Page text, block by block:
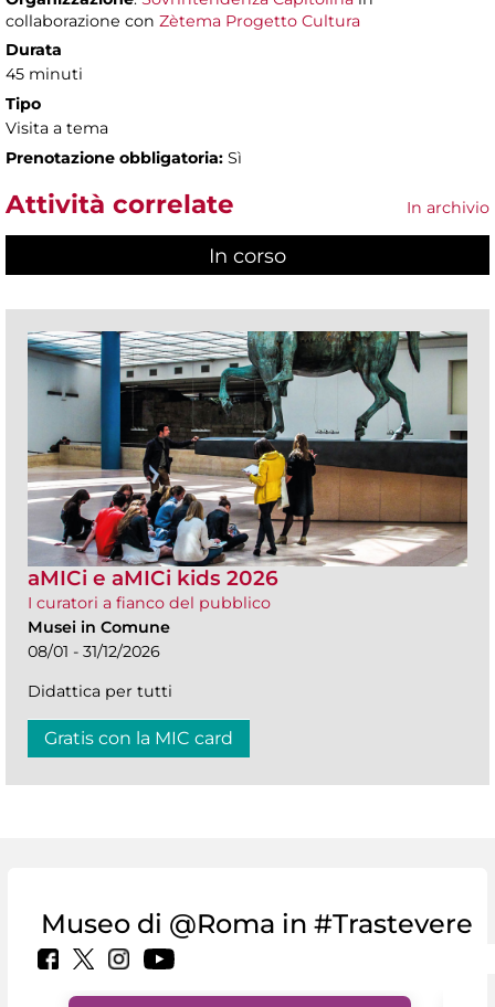
collaborazione con Zètema Progetto Cultura
Durata
45 minuti
Tipo
Visita a tema
Prenotazione obbligatoria: Sì
Attività correlate In archivio
In corso
aMICi e aMICi kids 2026
I curatori a fianco del pubblico
Musei in Comune
08/01 - 31/12/2026
Didattica per tutti
Gratis con la MIC card
Museo di @Roma in #Trastevere